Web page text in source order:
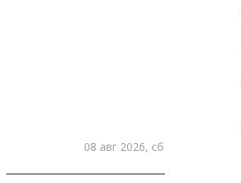
08 авг 2026, сб